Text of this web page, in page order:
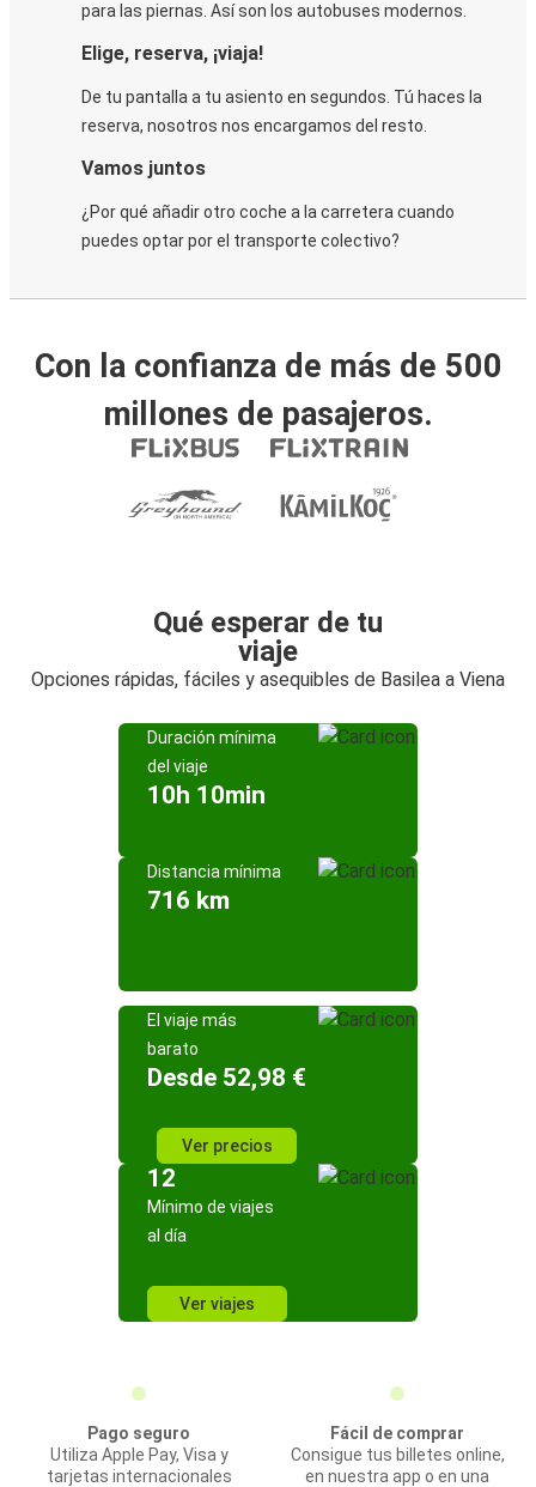
para las piernas. Así son los autobuses modernos.
Elige, reserva, ¡viaja!
De tu pantalla a tu asiento en segundos. Tú haces la
reserva, nosotros nos encargamos del resto.
Vamos juntos
¿Por qué añadir otro coche a la carretera cuando
puedes optar por el transporte colectivo?
Con la confianza de más de 500
millones de pasajeros.
Qué esperar de tu
viaje
Opciones rápidas, fáciles y asequibles de Basilea a Viena
Duración mínima
del viaje
10h 10min
Distancia mínima
716 km
El viaje más
barato
Desde 52,98 €
Ver precios
12
Mínimo de viajes
al día
Ver viajes
Pago seguro
Utiliza Apple Pay, Visa y
tarjetas internacionales
Fácil de comprar
Consigue tus billetes online,
en nuestra app o en una